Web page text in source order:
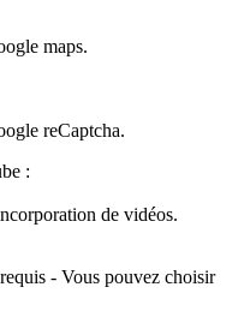
maps.
reCaptcha.
:
de vidéos.
- Vous pouvez choisir